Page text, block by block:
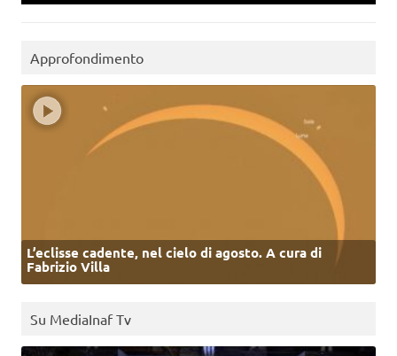
Approfondimento
L’eclisse cadente, nel cielo di agosto. A cura di
Fabrizio Villa
Su MediaInaf Tv